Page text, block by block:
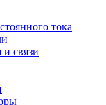
тока
связи